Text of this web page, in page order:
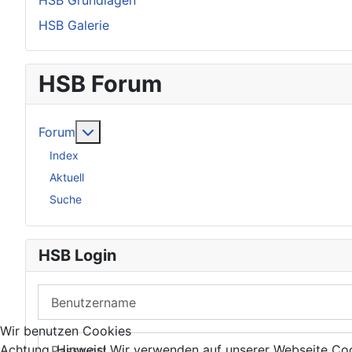
HSB Galerie
HSB Forum
Forum
Index
Aktuell
Suche
HSB Login
Passwort
Wir benutzen Cookies